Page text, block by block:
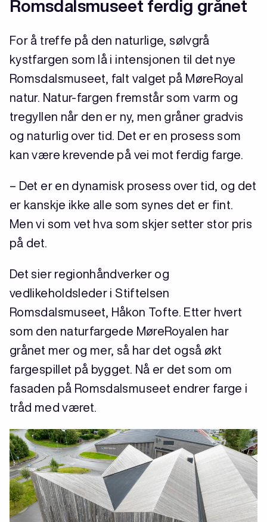
Romsdalsmuseet ferdig grånet
For å treffe på den naturlige, sølvgrå
kystfargen som lå i intensjonen til det nye
Romsdalsmuseet, falt valget på MøreRoyal
natur. Natur-fargen fremstår som varm og
tregyllen når den er ny, men gråner gradvis
og naturlig over tid. Det er en prosess som
kan være krevende på vei mot ferdig farge.
– Det er en dynamisk prosess over tid, og det
er kanskje ikke alle som synes det er fint.
Men vi som vet hva som skjer setter stor pris
på det.
Det sier regionhåndverker og
vedlikeholdsleder i Stiftelsen
Romsdalsmuseet, Håkon Tofte. Etter hvert
som den naturfargede MøreRoyalen har
grånet mer og mer, så har det også økt
fargespillet på bygget. Nå er det som om
fasaden på Romsdalsmuseet endrer farge i
tråd med været.